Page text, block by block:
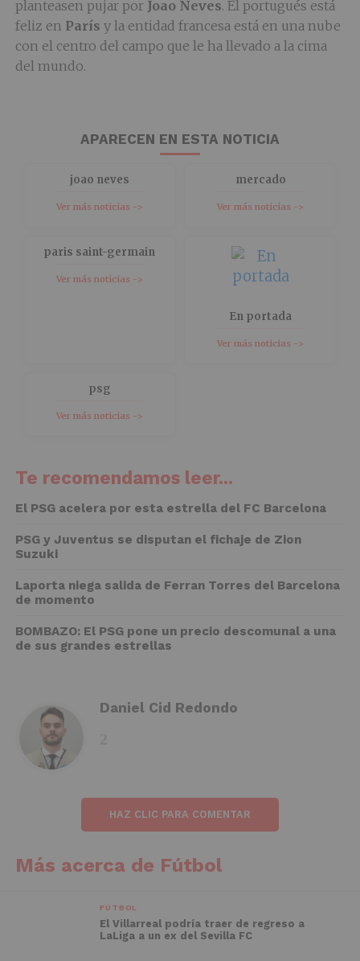
planteasen pujar por Joao Neves. El portugués está
feliz en París y la entidad francesa está en una nube
con el centro del campo que le ha llevado a la cima
del mundo.
APARECEN EN ESTA NOTICIA
joao neves
Ver más noticias ->
mercado
Ver más noticias ->
paris saint-germain
Ver más noticias ->
En portada
Ver más noticias ->
psg
Ver más noticias ->
Te recomendamos leer...
El PSG acelera por esta estrella del FC Barcelona
PSG y Juventus se disputan el fichaje de Zion
Suzuki
Laporta niega salida de Ferran Torres del Barcelona
de momento
BOMBAZO: El PSG pone un precio descomunal a una
de sus grandes estrellas
Daniel Cid Redondo
HAZ CLIC PARA COMENTAR
Más acerca de Fútbol
FÚTBOL
El Villarreal podría traer de regreso a
LaLiga a un ex del Sevilla FC